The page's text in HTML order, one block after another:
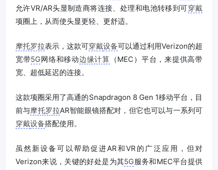
允许VR/AR头显制造商将连接、处理和电池转移到可穿戴
项圈上，从而使头显更轻、更舒适。
摩托罗拉表示，这款可穿戴设备可以通过利用Verizon的超
宽带5G网络和移动边缘计算 （MEC）平台，来提供高带
宽、超低延迟的连接。
这款项圈采用了高通的Snapdragon 8 Gen 1移动平台，目
前与摩托罗拉AR智能眼镜搭配对，但它也可以与一系列可
穿戴设备搭配使用。
虽然新设备可以帮助促进AR和VR的广泛应用，但对
Verizon来说，关键的好处是为其5G服务和MEC平台提供